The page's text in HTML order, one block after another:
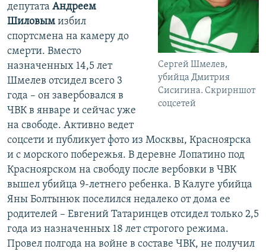
Сергей Шмелев,
убийца Дмитрия
Сисигина. Скрирншот
соцсетей
депутата Андреем
Шиловым избил
спортсмена на камеру до
смерти. Вместо
назначенных 14,5 лет
Шмелев отсидел всего 3
года – он завербовался в
ЧВК в январе и сейчас уже
на свободе. Активно ведет
соцсети и публикует фото из Москвы, Красноярска
и с морского побережья. В деревне Лопатино под
Красноярском на свободу после вербовки в ЧВК
вышел убийца 9-летнего ребенка. В Калуге убийца
Яны Болтынюк поселился недалеко от дома ее
родителей – Евгений Татаринцев отсидел только 2,5
года из назначенных 18 лет строгого режима.
Провел полгода на войне в составе ЧВК, не получил